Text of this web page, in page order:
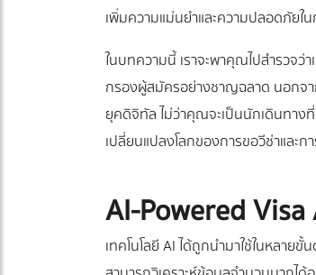
เพิ่มความแม่นยำและความปลอดภัยใ
ในบทความนี้ เราจะพาคุณไปสำรวจ
กรองผู้สมัครอย่างชาญฉลาด นอกจา
ยุคดิจิทัล ไม่ว่าคุณจะเป็นนักเดินทาง
เปลี่ยนแปลงโลกของการขอวีซ่าและก
AI-Powered
เทคโนโลยี AI ได้ถูกนำมาใช้ในหลา